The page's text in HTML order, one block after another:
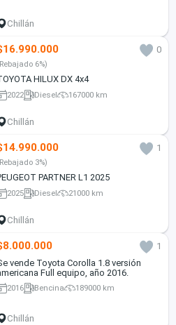
Chillán
0
6%)
HILUX DX 4x4
2022 Diesel 167000 km
Chillán
1
3%)
PARTNER L1 2025
2025 Diesel 21000 km
Chillán
1
vende Toyota Corolla 1.8 versión
americana Full equipo, año 2016.
2016 Bencina 189000 km
Chillán